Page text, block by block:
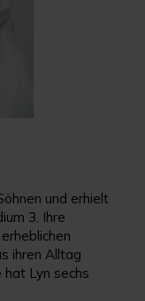
und erhielt
3. Ihre
ihren Alltag
Lyn sechs